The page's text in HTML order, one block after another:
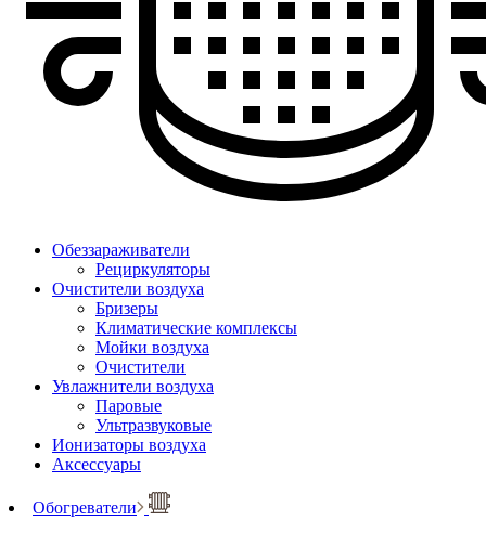
Обеззараживатели
Рециркуляторы
Очистители воздуха
Бризеры
Климатические комплексы
Мойки воздуха
Очистители
Увлажнители воздуха
Паровые
Ультразвуковые
Ионизаторы воздуха
Аксессуары
Обогреватели